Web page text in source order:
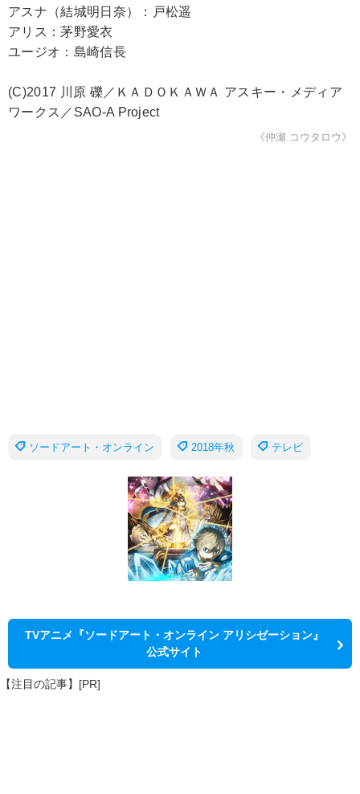
アスナ（結城明日奈）：戸松遥
アリス：茅野愛衣
ユージオ：島崎信長
(C)2017 川原 礫／ＫＡＤＯＫＡＷＡ アスキー・メディア
ワークス／SAO-A Project
《仲瀬 コウタロウ》
ソードアート・オンライン 2018年秋 テレビ
TVアニメ『ソードアート・オンライン アリシゼーション』
公式サイト
【注目の記事】[PR]